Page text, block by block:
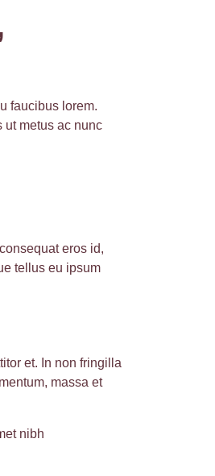
faucibus lorem.
ut metus ac nunc
eros id,
tellus eu ipsum
et. In non fringilla
massa et
nibh